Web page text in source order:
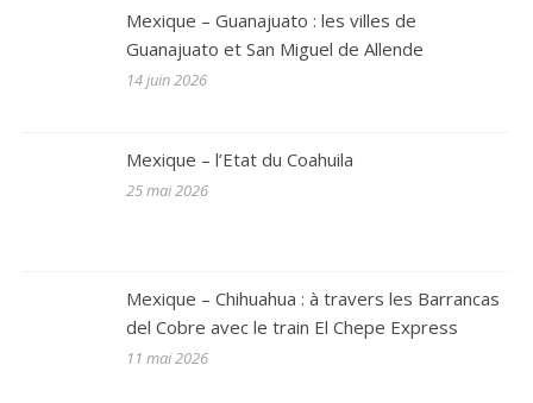
Mexique – Guanajuato : les villes de
Guanajuato et San Miguel de Allende
14 juin 2026
Mexique – l’Etat du Coahuila
25 mai 2026
Mexique – Chihuahua : à travers les Barrancas
del Cobre avec le train El Chepe Express
11 mai 2026